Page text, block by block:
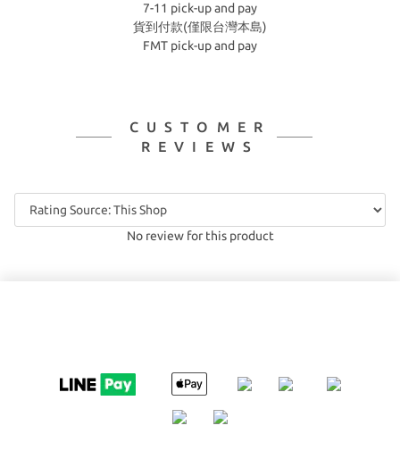
7-11 pick-up and pay
貨到付款(僅限台灣本島)
FMT pick-up and pay
CUSTOMER
REVIEWS
No review for this product